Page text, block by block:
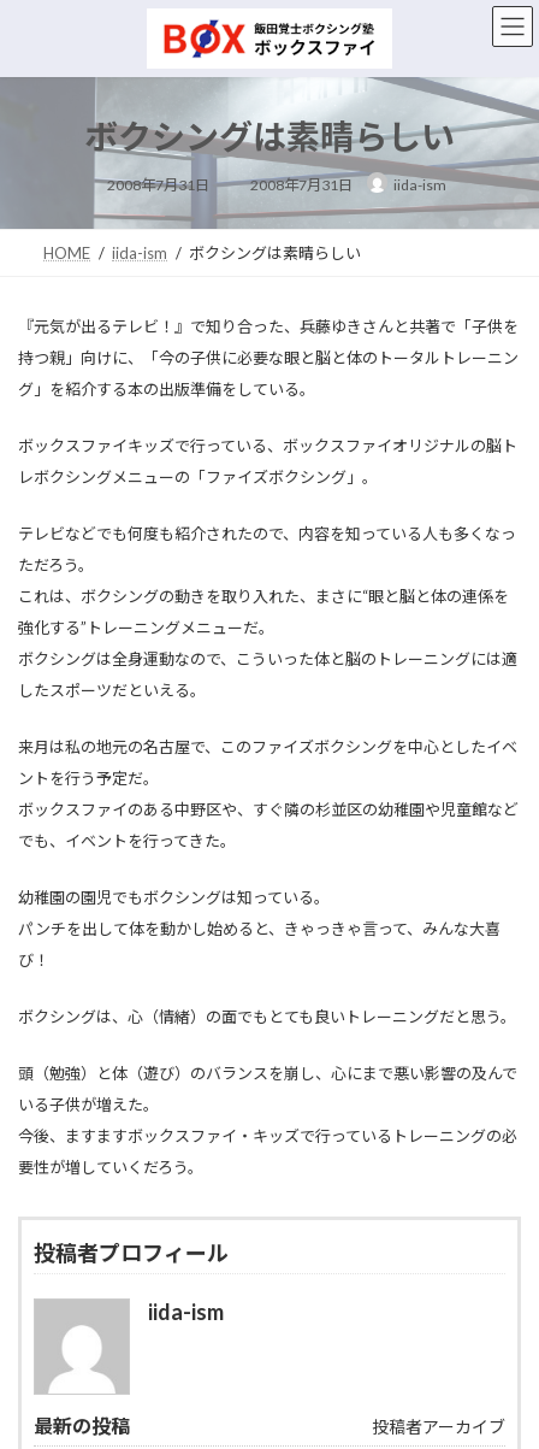
ン
プ
ー
動
ボクシングは素晴らしい
2008年7月31日
最
終
新
日
時
2008年7月31日 iida-ism
HOME iida-ism ボクシングは素晴らしい
『元気が出るテレビ！』で知り合った、兵藤ゆきさんと共著で「子供を
持つ親」向けに、「今の子供に必要な眼と脳と体のトータルトレーニン
グ」を紹介する本の出版準備をしている。
ボックスファイキッズで行っている、ボックスファイオリジナルの脳ト
レボクシングメニューの「ファイズボクシング」。
テレビなどでも何度も紹介されたので、内容を知っている人も多くなっ
ただろう。
これは、ボクシングの動きを取り入れた、まさに“眼と脳と体の連係を
強化する”トレーニングメニューだ。
ボクシングは全身運動なので、こういった体と脳のトレーニングには適
したスポーツだといえる。
来月は私の地元の名古屋で、このファイズボクシングを中心としたイベ
ントを行う予定だ。
ボックスファイのある中野区や、すぐ隣の杉並区の幼稚園や児童館など
でも、イベントを行ってきた。
幼稚園の園児でもボクシングは知っている。
パンチを出して体を動かし始めると、きゃっきゃ言って、みんな大喜
び！
ボクシングは、心（情緒）の面でもとても良いトレーニングだと思う。
頭（勉強）と体（遊び）のバランスを崩し、心にまで悪い影響の及んで
いる子供が増えた。
今後、ますますボックスファイ・キッズで行っているトレーニングの必
要性が増していくだろう。
投稿者プロフィール
iida-ism
最新の投稿 投稿者アーカイブ